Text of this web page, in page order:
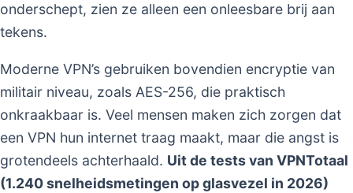
onderschept, zien ze alleen een onleesbare brij aan
tekens.
Moderne VPN’s gebruiken bovendien encryptie van
militair niveau, zoals AES-256, die praktisch
onkraakbaar is. Veel mensen maken zich zorgen dat
een VPN hun internet traag maakt, maar die angst is
grotendeels achterhaald. Uit de tests van VPNTotaal
(1.240 snelheidsmetingen op glasvezel in 2026)